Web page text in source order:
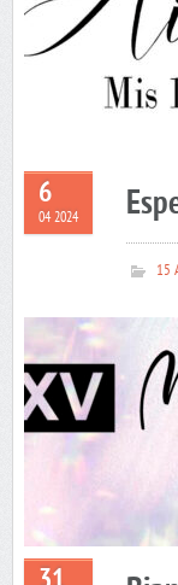
6
04 2024
15